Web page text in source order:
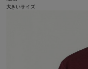
大きいサイズ